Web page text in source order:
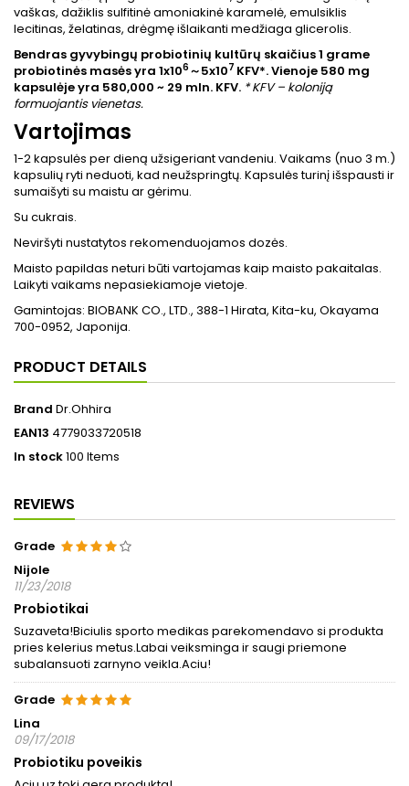
vaškas, dažiklis sulfitinė amoniakinė karamelė, emulsiklis
lecitinas, želatinas, drėgmę išlaikanti medžiaga glicerolis.
Bendras gyvybingų probiotinių kultūrų skaičius 1 grame
probiotinės masės yra 1x106 ～5x107 KFV*. Vienoje 580 mg
kapsulėje yra 580,000 ~ 29 mln. KFV. * KFV – koloniją
formuojantis vienetas.
Vartojimas
1-2 kapsulės per dieną užsigeriant vandeniu. Vaikams (nuo 3 m.)
kapsulių ryti neduoti, kad neužspringtų. Kapsulės turinį išspausti ir
sumaišyti su maistu ar gėrimu.
Su cukrais.
Neviršyti nustatytos rekomenduojamos dozės.
Maisto papildas neturi būti vartojamas kaip maisto pakaitalas.
Laikyti vaikams nepasiekiamoje vietoje.
Gamintojas: BIOBANK CO., LTD., 388-1 Hirata, Kita-ku, Okayama
700-0952, Japonija.
PRODUCT DETAILS
Brand Dr.Ohhira
EAN13 4779033720518
In stock100 Items
REVIEWS
Grade
Nijole
11/23/2018
Probiotikai
Suzaveta!Biciulis sporto medikas parekomendavo si produkta
pries kelerius metus.Labai veiksminga ir saugi priemone
subalansuoti zarnyno veikla.Aciu!
Grade
Lina
09/17/2018
Probiotiku poveikis